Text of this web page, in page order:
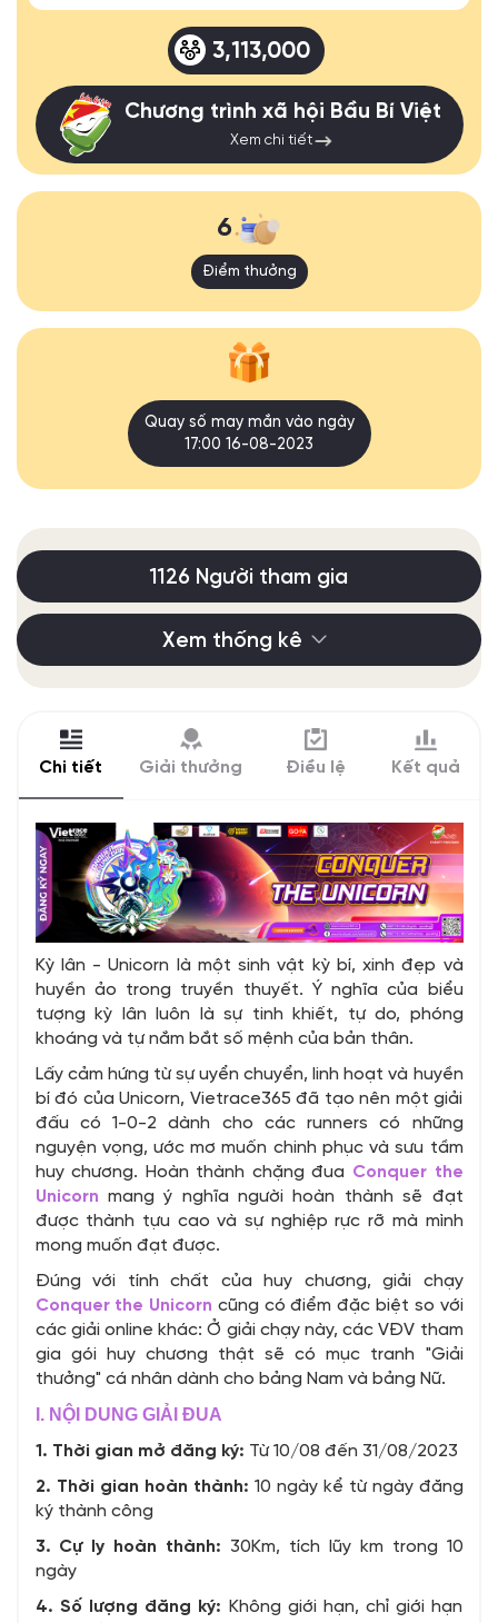
3,113,000
Chương trình xã hội Bầu Bí Việt
Xem chi tiết
6
Điểm thưởng
Quay số may mắn vào ngày
17:00 16-08-2023
1126 Người tham gia
Xem thống kê
Chi tiết Giải thưởng Điều lệ Kết quả
Kỳ lân - Unicorn là một sinh vật kỳ bí, xinh đẹp và
huyền ảo trong truyền thuyết. Ý nghĩa của biểu
tượng kỳ lân luôn là sự tinh khiết, tự do, phóng
khoáng và tự nắm bắt số mệnh của bản thân.
Lấy cảm hứng từ sự uyển chuyển, linh hoạt và huyền
bí đó của Unicorn, Vietrace365 đã tạo nên một giải
đấu có 1-0-2 dành cho các runners có những
nguyện vọng, ước mơ muốn chinh phục và sưu tầm
huy chương. Hoàn thành chặng đua Conquer the
Unicorn mang ý nghĩa người hoàn thành sẽ đạt
được thành tựu cao và sự nghiệp rực rỡ mà mình
mong muốn đạt được.
Đúng với tính chất của huy chương, giải chạy
Conquer the Unicorn cũng có điểm đặc biệt so với
các giải online khác: Ở giải chạy này, các VĐV tham
gia gói huy chương thật sẽ có mục tranh "Giải
thưởng" cá nhân dành cho bảng Nam và bảng Nữ.
I. NỘI DUNG GIẢI ĐUA
1. Thời gian mở đăng ký: Từ 10/08 đến 31/08/2023
2. Thời gian hoàn thành: 10 ngày kể từ ngày đăng
ký thành công
3. Cự ly hoàn thành: 30Km, tích lũy km trong 10
ngày
4. Số lượng đăng ký: Không giới hạn, chỉ giới hạn